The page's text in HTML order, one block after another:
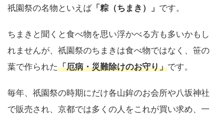
祇園祭の名物といえば「粽（ちまき）」 です。
ちまきと聞くと食べ物を思い浮かべる方も多いかもし
れませんが、祇園祭のちまきは食べ物ではなく、笹の
葉で作られた「厄病・災難除けのお守り」です。
毎年、祇園祭の時期にだけ各山鉾のお会所や八坂神社
で販売され、京都では多くの人をこれが買い求め、一